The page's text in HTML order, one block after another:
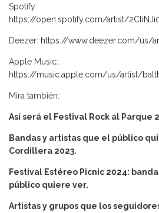
Spotify:
https://open.spotify.com/artist/
Deezer: https://www.deezer.com/us/
Apple Music:
https://music.apple.com/us/artist/
Mira también:
Así será el Festival Rock al Parque
Bandas y artistas que el público
Cordillera 2023.
Festival Estéreo Picnic 2024:
público quiere ver.
Artistas y grupos que los